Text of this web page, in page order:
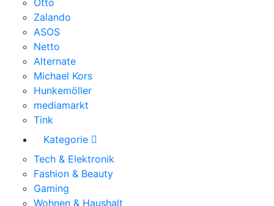
Zalando
ASOS
Netto
Alternate
Michael Kors
Hunkemöller
mediamarkt
Tink
Kategorie
Tech & Elektronik
Fashion & Beauty
Gaming
Wohnen & Haushalt